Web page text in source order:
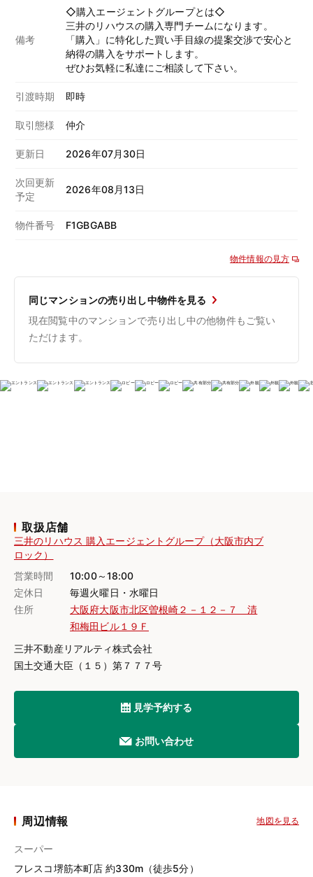
備考
◇購入エージェントグループとは◇
三井のリハウスの購入専門チームになります。
「購入」に特化した買い手目線の提案交渉で安心と
納得の購入をサポートします。
ぜひお気軽に私達にご相談して下さい。
引渡時期 即時
取引態様 仲介
更新日 2026年07月30日
次回更新
予定
2026年08月13日
物件番号 F1GBGABB
物件情報の見方
同じマンションの売り出し中物件を見る
現在閲覧中のマンションで売り出し中の他物件もご覧い
ただけます。
取扱店舗
三井のリハウス 購入エージェントグループ（大阪市内ブ
ロック）
営業時間
10:00～18:00
定休日
毎週火曜日・水曜日
住所
大阪府大阪市北区曽根崎２－１２－７ 清
和梅田ビル１９Ｆ
三井不動産リアルティ株式会社
国土交通大臣（１５）第７７７号
見学予約する
お問い合わせ
周辺情報 地図を見る
スーパー
フレスコ堺筋本町店 約330m（徒歩5分）